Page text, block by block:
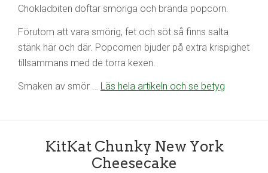
Chokladbiten doftar smöriga och brända popcorn.
Förutom att vara smörig, fet och söt så finns salta
stänk här och där. Popcornen bjuder på extra krispighet
tillsammans med de torra kexen.
Smaken av smör … Läs hela artikeln och se betyg
KitKat Chunky New York
Cheesecake